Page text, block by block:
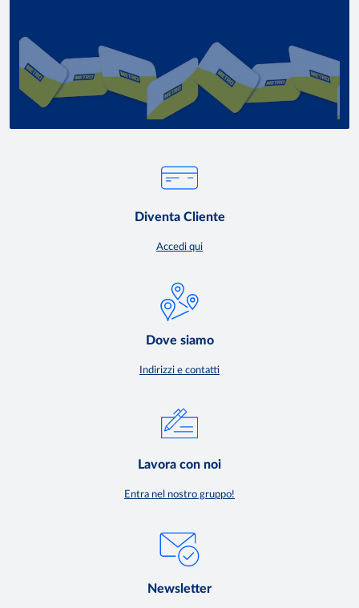
Diventa Cliente
Accedi qui
Dove siamo
Indirizzi e contatti
Lavora con noi
Entra nel nostro gruppo!
Newsletter